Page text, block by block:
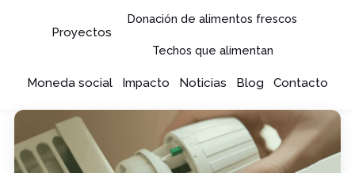
Proyectos
Donación de alimentos frescos
Techos que alimentan
Moneda social Impacto Noticias Blog Contacto